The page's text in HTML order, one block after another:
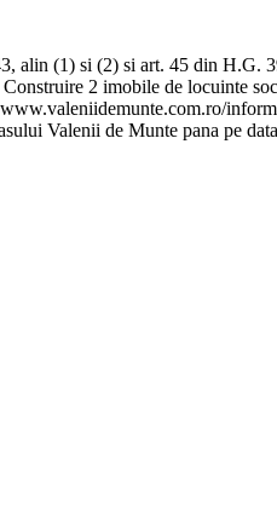
alin (1) si (2) si art. 45 din H.G.
2 imobile de locuinte
Valenii de Munte pana pe